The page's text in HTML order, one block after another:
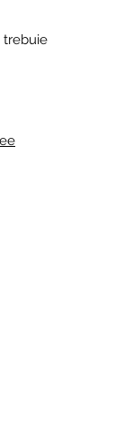
trebuie